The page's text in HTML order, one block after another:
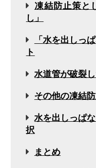
凍結防止策と
し」
「水を出しっ
ト
水道管が破裂
その他の凍結
水を出しっぱ
択
まとめ